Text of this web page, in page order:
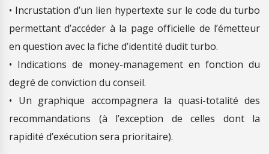
• Incrustation d’un lien hypertexte sur le code du turbo
permettant d’accéder à la page officielle de l’émetteur
en question avec la fiche d’identité dudit turbo.
• Indications de money-management en fonction du
degré de conviction du conseil.
• Un graphique accompagnera la quasi-totalité des
recommandations (à l’exception de celles dont la
rapidité d’exécution sera prioritaire).